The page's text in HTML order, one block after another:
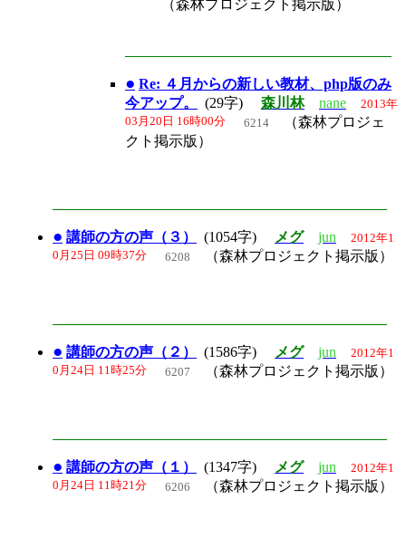
（森林プロジェクト掲示版）
● Re: ４月からの新しい教材、php版のみ
今アップ。
(29字) 森川林 nane 2013年
03月20日 16時00分 6214 （森林プロジェ
クト掲示版）
● 講師の方の声（３） (1054字) メグ jun 2012年1
0月25日 09時37分 6208 （森林プロジェクト掲示版）
● 講師の方の声（２） (1586字) メグ jun 2012年1
0月24日 11時25分 6207 （森林プロジェクト掲示版）
● 講師の方の声（１） (1347字) メグ jun 2012年1
0月24日 11時21分 6206 （森林プロジェクト掲示版）